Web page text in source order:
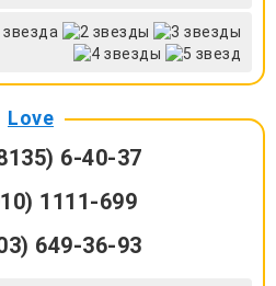
Love
6-40-37
1111-699
649-36-93